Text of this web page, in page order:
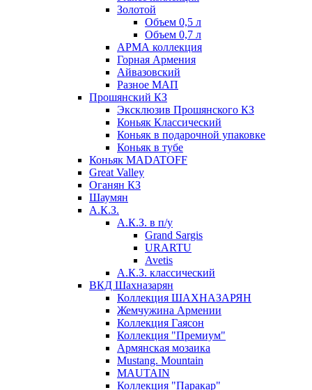
Золотой
Объем 0,5 л
Объем 0,7 л
АРМА коллекция
Горная Армения
Айвазовский
Разное МАП
Прошянский КЗ
Эксклюзив Прошянского КЗ
Коньяк Классический
Коньяк в подарочной упаковке
Коньяк в тубе
Коньяк MADATOFF
Great Valley
Оганян КЗ
Шаумян
А.К.З.
А.К.З. в п/у
Grand Sargis
URARTU
Avetis
А.К.З. классический
ВКД Шахназарян
Коллекция ШАХНАЗАРЯН
Жемчужина Армении
Коллекция Гаясон
Коллекция "Премиум"
Армянская мозаика
Mustang. Mountain
MAUTAIN
Коллекция "Паракар"